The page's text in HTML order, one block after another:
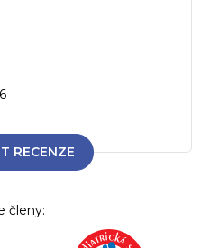
hvězdiček.
RECENZE
členy: